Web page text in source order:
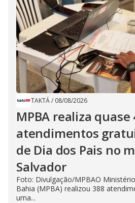
TAKTÁ/ 08/08/2026
MPBA realiza quase
atendimentos
de Dia dos Pais no
Salvador
Foto: Divulgação/MPBAO
Bahia (MPBA) realizou 388
uma...